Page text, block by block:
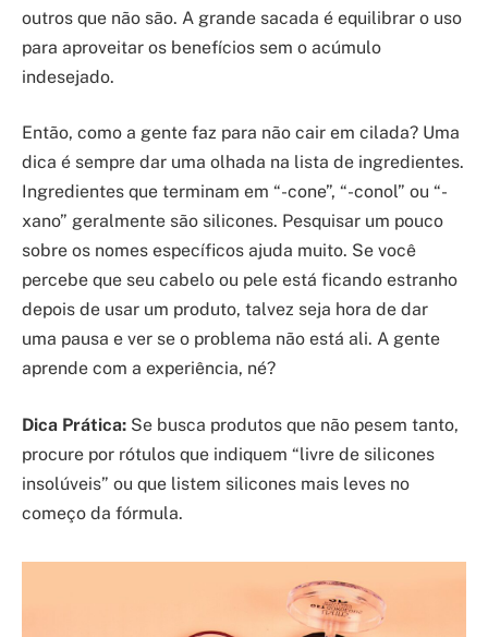
outros que não são. A grande sacada é equilibrar o uso
para aproveitar os benefícios sem o acúmulo
indesejado.
Então, como a gente faz para não cair em cilada? Uma
dica é sempre dar uma olhada na lista de ingredientes.
Ingredientes que terminam em “-cone”, “-conol” ou “-
xano” geralmente são silicones. Pesquisar um pouco
sobre os nomes específicos ajuda muito. Se você
percebe que seu cabelo ou pele está ficando estranho
depois de usar um produto, talvez seja hora de dar
uma pausa e ver se o problema não está ali. A gente
aprende com a experiência, né?
Dica Prática: Se busca produtos que não pesem tanto,
procure por rótulos que indiquem “livre de silicones
insolúveis” ou que listem silicones mais leves no
começo da fórmula.